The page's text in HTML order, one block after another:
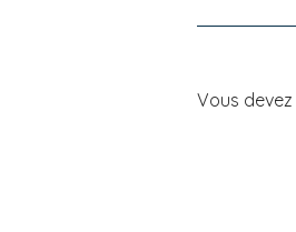
Vous devez